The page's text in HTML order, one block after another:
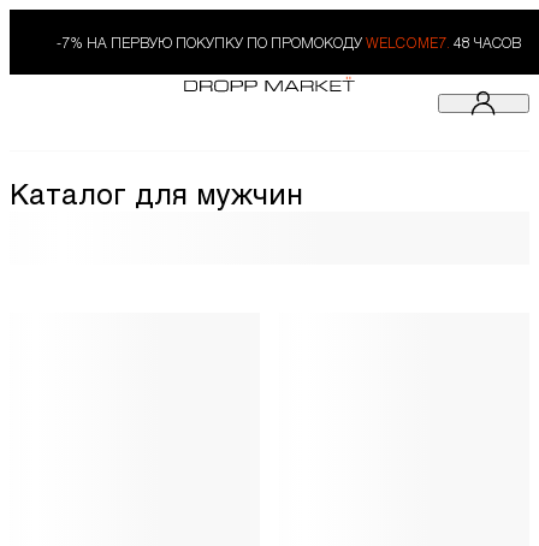
-7% НА ПЕРВУЮ ПОКУПКУ ПО ПРОМОКОДУ WELCOME7. 48 ЧАСОВ
Каталог для мужчин